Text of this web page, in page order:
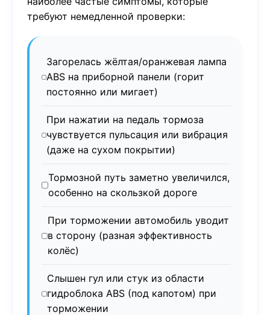
требуют немедленной проверки:
Загорелась жёлтая/оранжевая лампа
ABS на приборной панели (горит
постоянно или мигает)
При нажатии на педаль тормоза
чувствуется пульсация или вибрация
(даже на сухом покрытии)
Тормозной путь заметно увеличился,
особенно на скользкой дороге
При торможении автомобиль уводит
в сторону (разная эффективность
колёс)
Слышен гул или стук из области
гидроблока ABS (под капотом) при
торможении